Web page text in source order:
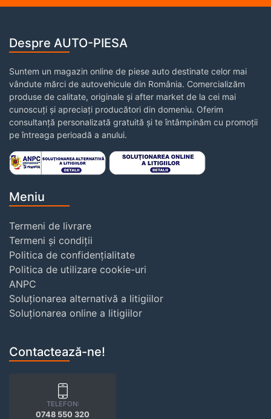
Despre AUTO-PIESA
Suntem un magazin online de piese auto destinate celor mai
vândute mărci de autovehicule din România. Comercializăm
produse de calitate, originale și after market de la cei mai
cunoscuți și apreciați producători din domeniu. Oferim
consultanță personalizată gratuită și te întâmpinăm cu promoții
pe întreaga perioadă a anului.
Meniu
Termeni de livrare
Termeni și condiții
Politica de confidențialitate
Politica de utilizare cookie-uri
ANPC
Soluționarea alternativă a litigiilor
Soluționarea online a litigiilor
Contactează-ne!
TELEFON:
0748 550 320